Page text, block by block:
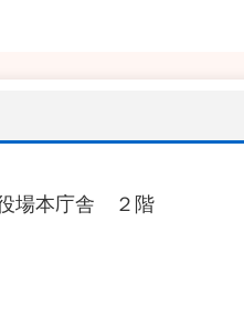
役場本庁舎 ２階